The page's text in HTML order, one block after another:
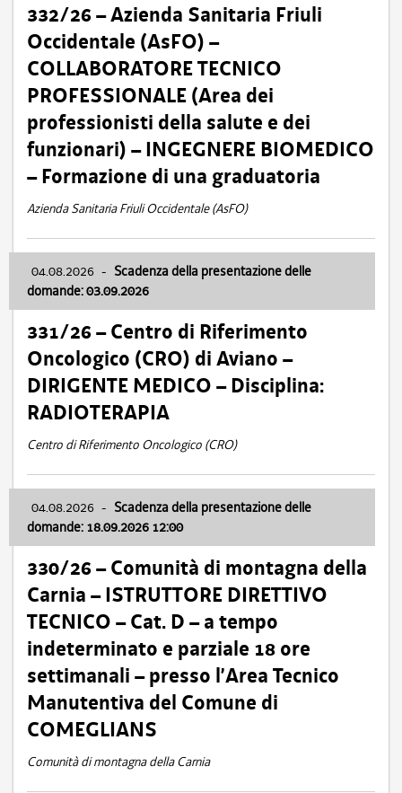
332/26 – Azienda Sanitaria Friuli
Occidentale (AsFO) –
COLLABORATORE TECNICO
PROFESSIONALE (Area dei
professionisti della salute e dei
funzionari) – INGEGNERE BIOMEDICO
– Formazione di una graduatoria
Azienda Sanitaria Friuli Occidentale (AsFO)
04.08.2026 - Scadenza della presentazione delle
domande: 03.09.2026
331/26 – Centro di Riferimento
Oncologico (CRO) di Aviano –
DIRIGENTE MEDICO – Disciplina:
RADIOTERAPIA
Centro di Riferimento Oncologico (CRO)
04.08.2026 - Scadenza della presentazione delle
domande: 18.09.2026 12:00
330/26 – Comunità di montagna della
Carnia – ISTRUTTORE DIRETTIVO
TECNICO – Cat. D – a tempo
indeterminato e parziale 18 ore
settimanali – presso l’Area Tecnico
Manutentiva del Comune di
COMEGLIANS
Comunità di montagna della Carnia